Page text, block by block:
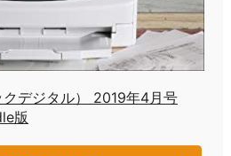
デジタル） 2019年4月号
版